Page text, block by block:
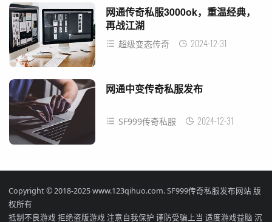
网通传奇私服3000ok，重温经典，
再战江湖
超级变态传奇 2024-12-31
网通中变传奇私服发布
SF999传奇私服 2024-12-31
Copyright © 2018-2025 www.123qihuo.com. SF999传奇私服发布网站 版
权所有
抵制不良游戏 拒绝盗版游戏 注意自我保护 谨防受骗上当 适度游戏益脑 沉